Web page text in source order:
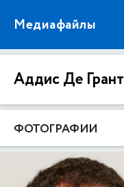
Медиафайлы
Аддис Де Грант
ФОТОГРАФИИ